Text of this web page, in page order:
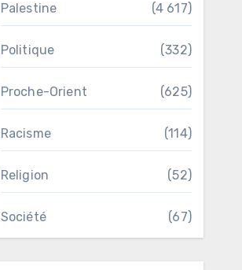
Palestine (4 617)
Politique (332)
Proche-Orient (625)
Racisme (114)
Religion (52)
Société (67)